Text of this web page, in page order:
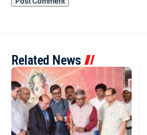
Related News